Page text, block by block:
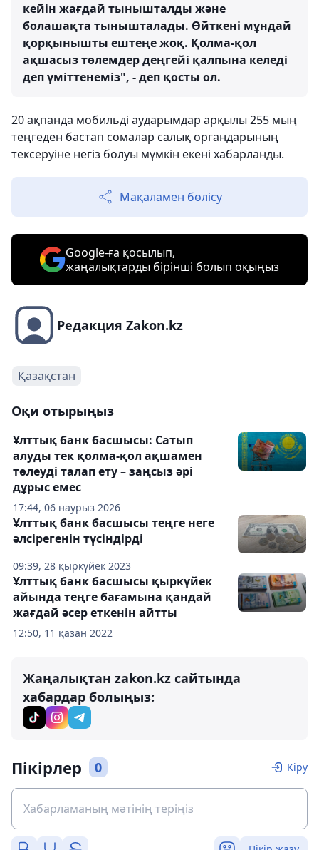
кейін жағдай тынышталды және
болашақта тынышталады. Өйткені мұндай
қорқынышты ештеңе жоқ. Қолма-қол
ақшасыз төлемдер деңгейі қалпына келеді
деп үміттенеміз", - деп қосты ол.
20 ақпанда мобильді аударымдар арқылы 255 мың
теңгеден бастап сомалар салық органдарының
тексеруіне негіз болуы мүмкін екені хабарланды.
Мақаламен бөлісу
Google-ға қосылып,
жаңалықтарды бірінші болып оқыңыз
Редакция Zakon.kz
Қазақстан
Оқи отырыңыз
17:44, 06 наурыз 2026
Ұлттық банк басшысы: Сатып
алуды тек қолма-қол ақшамен
төлеуді талап ету – заңсыз әрі
дұрыс емес
09:39, 28 қыркүйек 2023
Ұлттық банк басшысы теңге неге
әлсірегенін түсіндірді
12:50, 11 қазан 2022
Ұлттық банк басшысы қыркүйек
айында теңге бағамына қандай
жағдай әсер еткенін айтты
Жаңалықтан zakon.kz сайтында
хабардар болыңыз:
Пікірлер 0 Кіру